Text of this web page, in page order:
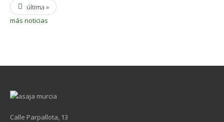
última »
más noticias
Calle Parpallota, 13